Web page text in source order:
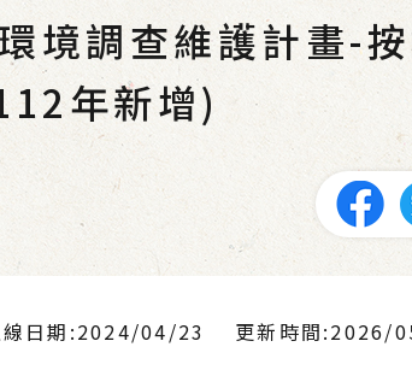
境調查維護計畫-
年新增)
線日期:2024/04/23 更新時間:2026/